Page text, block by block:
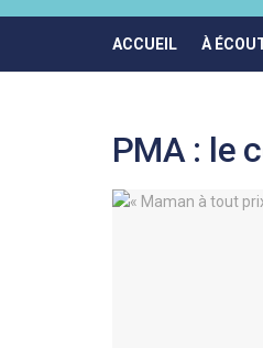
ACCUEIL À
PMA : le